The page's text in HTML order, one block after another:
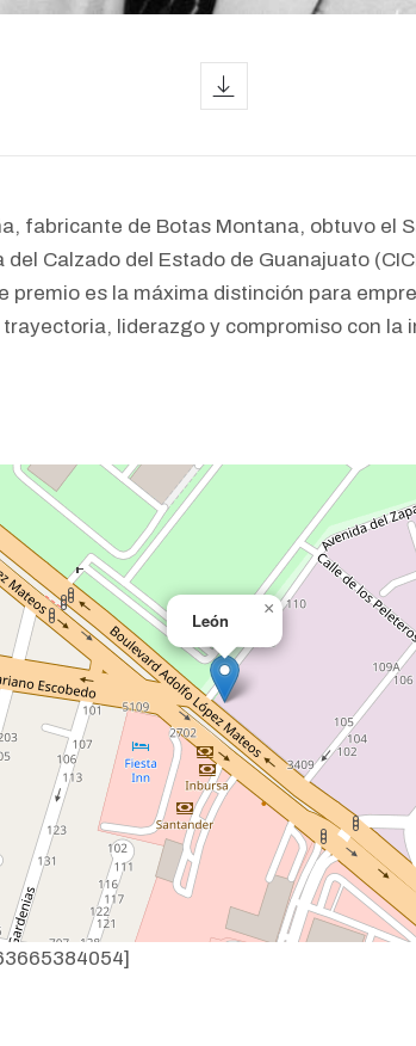
fabricante de Botas Montana, obtuvo el
del Calzado del Estado de Guanajuato
premio es la máxima distinción para
liderazgo y compromiso con la
León
×